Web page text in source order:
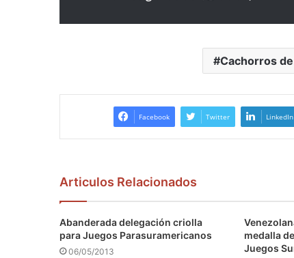
Cachorros
Facebook Twitter LinkedIn
Articulos Relacionados
Abanderada delegación criolla
para Juegos Parasuramericanos
06/05/2013
medalla
Juegos